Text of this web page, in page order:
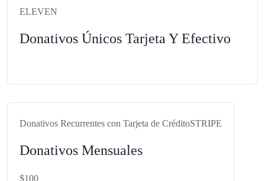
ELEVEN
Donativos Únicos Tarjeta Y Efectivo
Donativos Recurrentes con Tarjeta de CréditoSTRIPE
Donativos Mensuales
$100